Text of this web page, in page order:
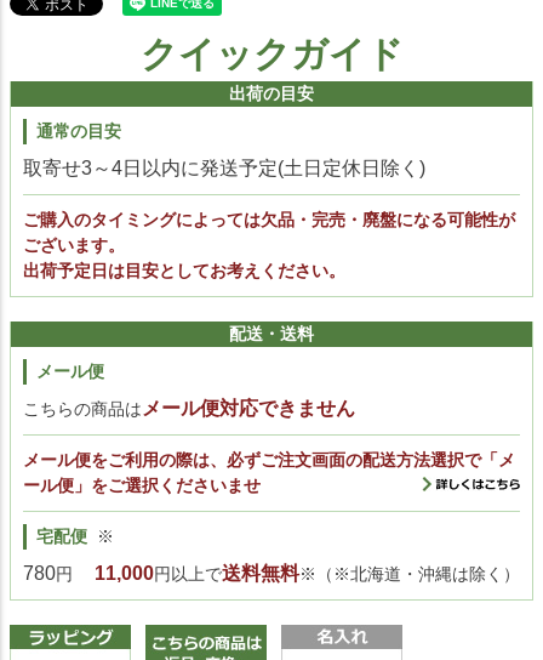
クイックガイド
出荷の目安
通常の目安
取寄せ3～4日以内に発送予定(土日定休日除く)
ご購入のタイミングによっては欠品・完売・廃盤になる可能性が
ございます。
出荷予定日は目安としてお考えください。
配送・送料
メール便
こちらの商品は メール便対応できません
メール便をご利用の際は、必ずご注文画面の配送方法選択で「メ
ール便」をご選択くださいませ
宅配便
780円
※
11,000円以上で送料無料※（※北海道・沖縄は除く）